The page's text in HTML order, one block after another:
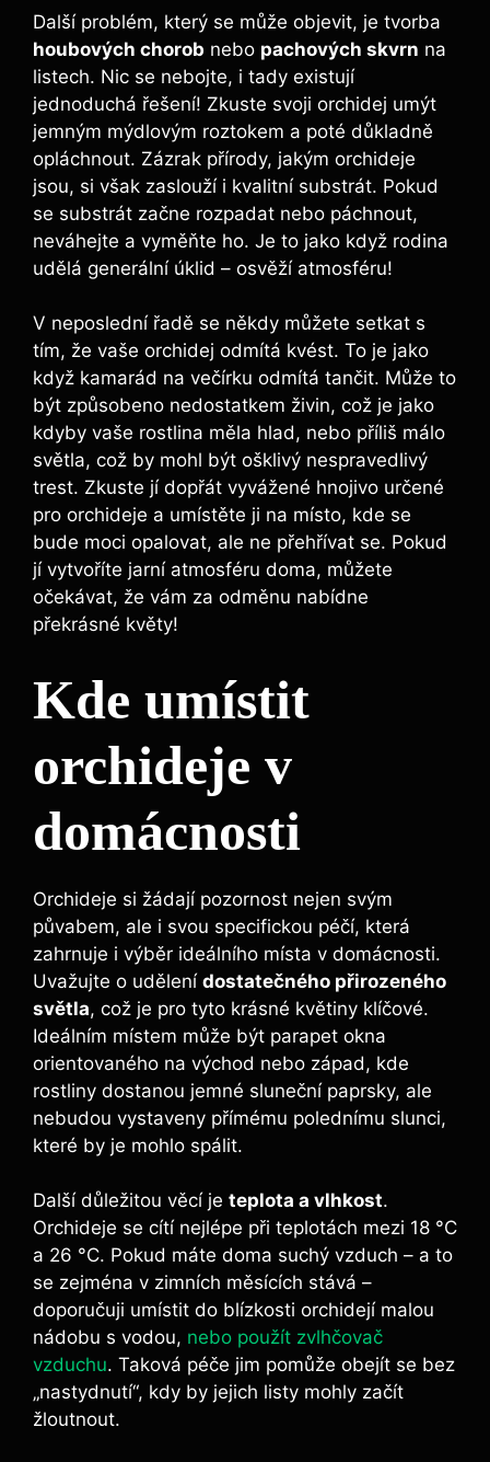
Další problém, který se může objevit, je tvorba
houbových chorob nebo pachových skvrn na
listech. Nic se nebojte, i tady existují
jednoduchá řešení! Zkuste svoji orchidej umýt
jemným mýdlovým roztokem a poté důkladně
opláchnout. Zázrak přírody, jakým orchideje
jsou, si však zaslouží i kvalitní substrát. Pokud
se substrát začne rozpadat nebo páchnout,
neváhejte a vyměňte ho. Je to jako když rodina
udělá generální úklid – osvěží atmosféru!
V neposlední řadě se někdy můžete setkat s
tím, že vaše orchidej odmítá kvést. To je jako
když kamarád na večírku odmítá tančit. Může to
být způsobeno nedostatkem živin, což je jako
kdyby vaše rostlina měla hlad, nebo příliš málo
světla, což by mohl být ošklivý nespravedlivý
trest. Zkuste jí dopřát vyvážené hnojivo určené
pro orchideje a umístěte ji na místo, kde se
bude moci opalovat, ale ne přehřívat se. Pokud
jí vytvoříte jarní atmosféru doma, můžete
očekávat, že vám za odměnu nabídne
překrásné květy!
Kde umístit
orchideje v
domácnosti
Orchideje si žádají pozornost nejen svým
půvabem, ale i svou specifickou péčí, která
zahrnuje i výběr ideálního místa v domácnosti.
Uvažujte o udělení dostatečného přirozeného
světla, což je pro tyto krásné květiny klíčové.
Ideálním místem může být parapet okna
orientovaného na východ nebo západ, kde
rostliny dostanou jemné sluneční paprsky, ale
nebudou vystaveny přímému polednímu slunci,
které by je mohlo spálit.
Další důležitou věcí je teplota a vlhkost.
Orchideje se cítí nejlépe při teplotách mezi 18 °C
a 26 °C. Pokud máte doma suchý vzduch – a to
se zejména v zimních měsících stává –
doporučuji umístit do blízkosti orchidejí malou
nádobu s vodou, nebo použít zvlhčovač
vzduchu. Taková péče jim pomůže obejít se bez
„nastydnutí“, kdy by jejich listy mohly začít
žloutnout.